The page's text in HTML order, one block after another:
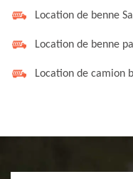
Location de benne
Location de benne
Location de camion